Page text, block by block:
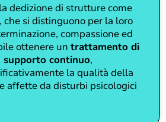
dedizione di strutture come
, che si distinguono per la loro
compassione ed
ottenere un trattamento di
continuo,
la qualità della
affette da disturbi psicologici